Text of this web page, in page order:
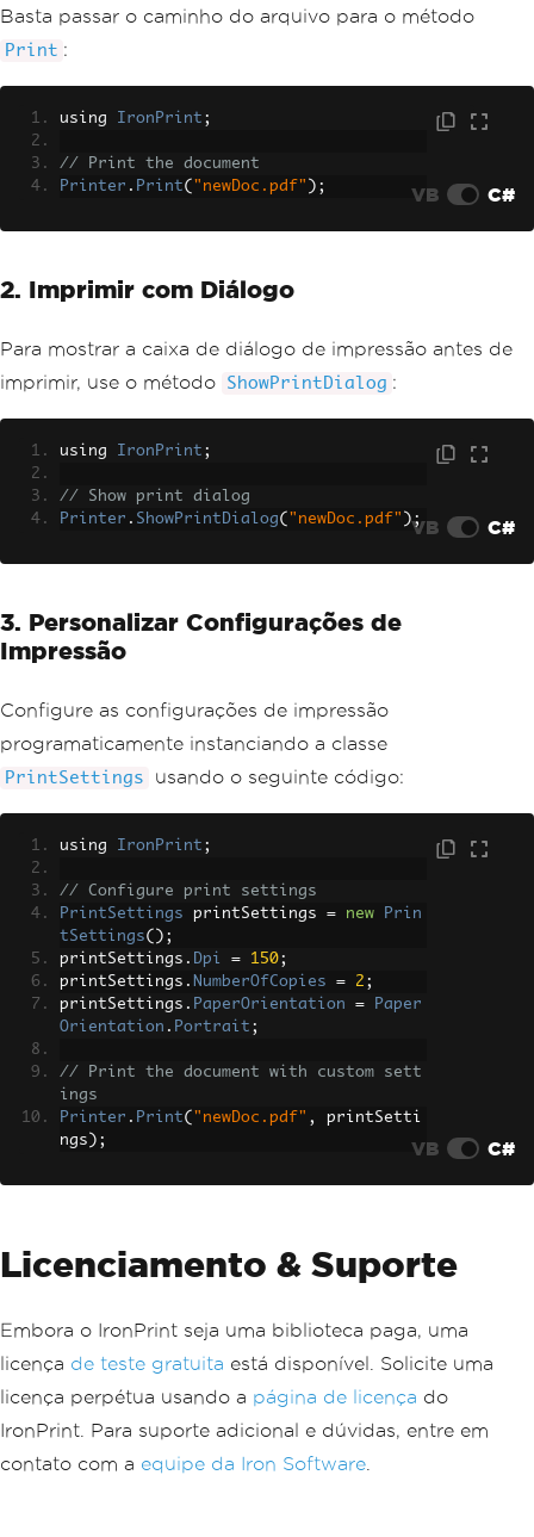
Basta passar o caminho do arquivo para o método
Print :
using IronPrint ;
// Print the document
Printer . Print( "newDoc.pdf" ); VB C#
2. Imprimir com Diálogo
Para mostrar a caixa de diálogo de impressão antes de
imprimir, use o método
ShowPrintDialog :
using IronPrint ;
// Show print dialog
Printer . ShowPrintDialog( "newDoc.pdf" );
VB C#
3. Personalizar Configurações de
Impressão
Configure as configurações de impressão
programaticamente instanciando a classe
PrintSettings usando o seguinte código:
using IronPrint ;
// Configure print settings
PrintSettings printSettings = new
Prin
tSettings();
printSettings . Dpi = 150;
printSettings . NumberOfCopies = 2 ;
printSettings . PaperOrientation =
Paper
Orientation . Portrait ;
// Print the document with custom sett
ings
Printer . Print( "newDoc.pdf" ,
printSetti
ngs ); VB C#
Licenciamento & Suporte
Embora o IronPrint seja uma biblioteca paga, uma
licença de teste gratuita está disponível. Solicite uma
licença perpétua usando a página de licença do
IronPrint. Para suporte adicional e dúvidas, entre em
contato com a equipe da Iron Software